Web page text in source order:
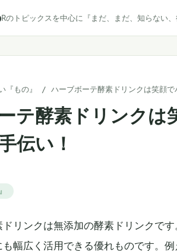
Rのトピックスを中心に『まだ、まだ、知らない
『もの』 / ハーブボーテ酵素ドリンクは笑顔で
テ酵素ドリンクは
伝い！
リンクは無添加の酵素ドリンクで
幅広く活用できる優れものです。